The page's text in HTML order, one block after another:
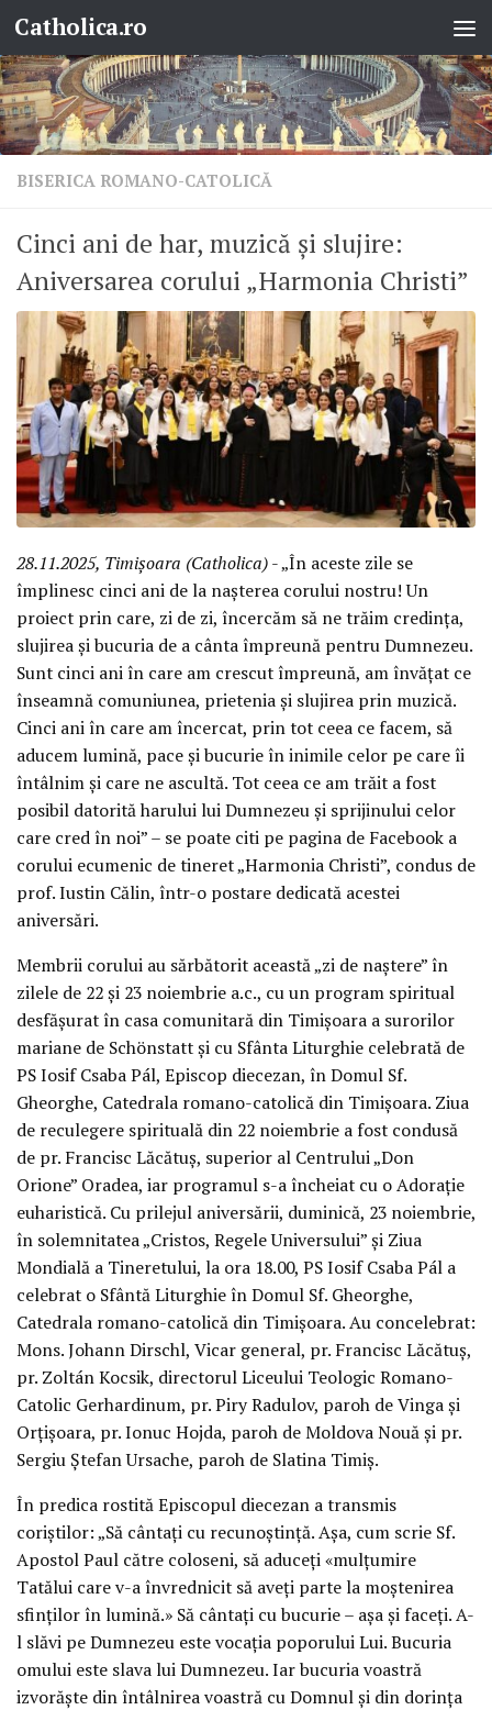
Skip to content
Catholica.ro
BISERICA ROMANO-CATOLICĂ
Cinci ani de har, muzică și slujire:
Aniversarea corului „Harmonia Christi”
28.11.2025, Timișoara (Catholica)- „În aceste zile se
împlinesc cinci ani de la nașterea corului nostru! Un
proiect prin care, zi de zi, încercăm să ne trăim credința,
slujirea și bucuria de a cânta împreună pentru Dumnezeu.
Sunt cinci ani în care am crescut împreună, am învățat ce
înseamnă comuniunea, prietenia și slujirea prin muzică.
Cinci ani în care am încercat, prin tot ceea ce facem, să
aducem lumină, pace și bucurie în inimile celor pe care îi
întâlnim și care ne ascultă. Tot ceea ce am trăit a fost
posibil datorită harului lui Dumnezeu și sprijinului celor
care cred în noi” – se poate citi pe pagina de Facebook a
corului ecumenic de tineret „Harmonia Christi”, condus de
prof. Iustin Călin, într-o postare dedicată acestei
aniversări.
Membrii corului au sărbătorit această „zi de naștere” în
zilele de 22 și 23 noiembrie a.c., cu un program spiritual
desfășurat în casa comunitară din Timișoara a surorilor
mariane de Schönstatt și cu Sfânta Liturghie celebrată de
PS Iosif Csaba Pál, Episcop diecezan, în Domul Sf.
Gheorghe, Catedrala romano-catolică din Timișoara. Ziua
de reculegere spirituală din 22 noiembrie a fost condusă
de pr. Francisc Lăcătuș, superior al Centrului „Don
Orione” Oradea, iar programul s-a încheiat cu o Adorație
euharistică. Cu prilejul aniversării, duminică, 23 noiembrie,
în solemnitatea „Cristos, Regele Universului” și Ziua
Mondială a Tineretului, la ora 18.00, PS Iosif Csaba Pál a
celebrat o Sfântă Liturghie în Domul Sf. Gheorghe,
Catedrala romano-catolică din Timișoara. Au concelebrat:
Mons. Johann Dirschl, Vicar general, pr. Francisc Lăcătuș,
pr. Zoltán Kocsik, directorul Liceului Teologic Romano-
Catolic Gerhardinum, pr. Piry Radulov, paroh de Vinga și
Orțișoara, pr. Ionuc Hojda, paroh de Moldova Nouă și pr.
Sergiu Ștefan Ursache, paroh de Slatina Timiș.
În predica rostită Episcopul diecezan a transmis
coriștilor: „Să cântați cu recunoștință. Așa, cum scrie Sf.
Apostol Paul către coloseni, să aduceți «mulțumire
Tatălui care v-a învrednicit să aveți parte la moștenirea
sfinților în lumină.» Să cântați cu bucurie – așa și faceți. A-
l slăvi pe Dumnezeu este vocația poporului Lui. Bucuria
omului este slava lui Dumnezeu. Iar bucuria voastră
izvorăște din întâlnirea voastră cu Domnul și din dorința